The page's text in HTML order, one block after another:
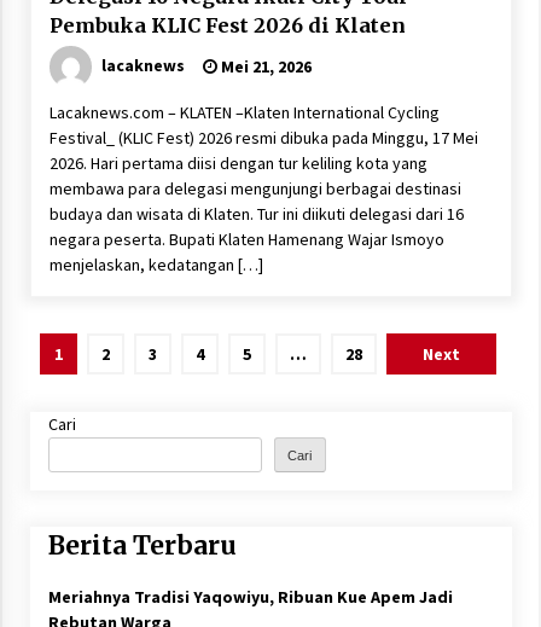
Pembuka KLIC Fest 2026 di Klaten
lacaknews Mei 21, 2026
Lacaknews.com – KLATEN –Klaten International Cycling
Festival_ (KLIC Fest) 2026 resmi dibuka pada Minggu, 17 Mei
2026. Hari pertama diisi dengan tur keliling kota yang
membawa para delegasi mengunjungi berbagai destinasi
budaya dan wisata di Klaten. Tur ini diikuti delegasi dari 16
negara peserta. Bupati Klaten Hamenang Wajar Ismoyo
menjelaskan, kedatangan […]
Paginasi
1 2 3 4 5 … 28 Next
Cari
Cari
Berita Terbaru
Meriahnya Tradisi Yaqowiyu, Ribuan Kue Apem Jadi
Rebutan Warga